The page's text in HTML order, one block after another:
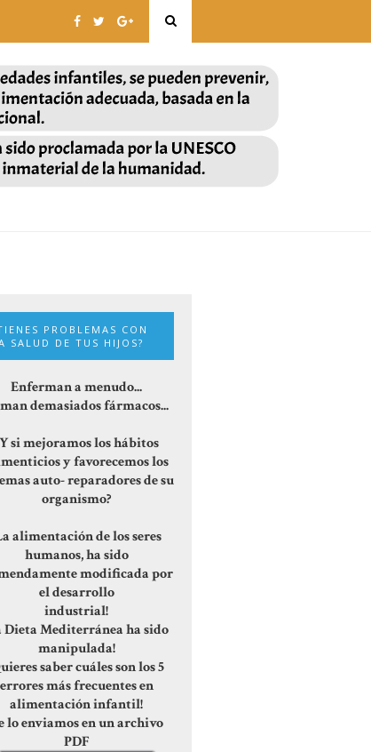
PROBLEMAS CON
SALUD DE TUS HIJOS?
Enferman a menudo...
demasiados fármacos...
si mejoramos los hábitos
y favorecemos los
auto- reparadores de su
organismo?
alimentación de los seres
humanos, ha sido
modificada por
el desarrollo
industrial!
Dieta Mediterránea ha sido
manipulada!
saber cuáles son los 5
errores más frecuentes en
alimentación infantil!
lo enviamos en un archivo
PDF